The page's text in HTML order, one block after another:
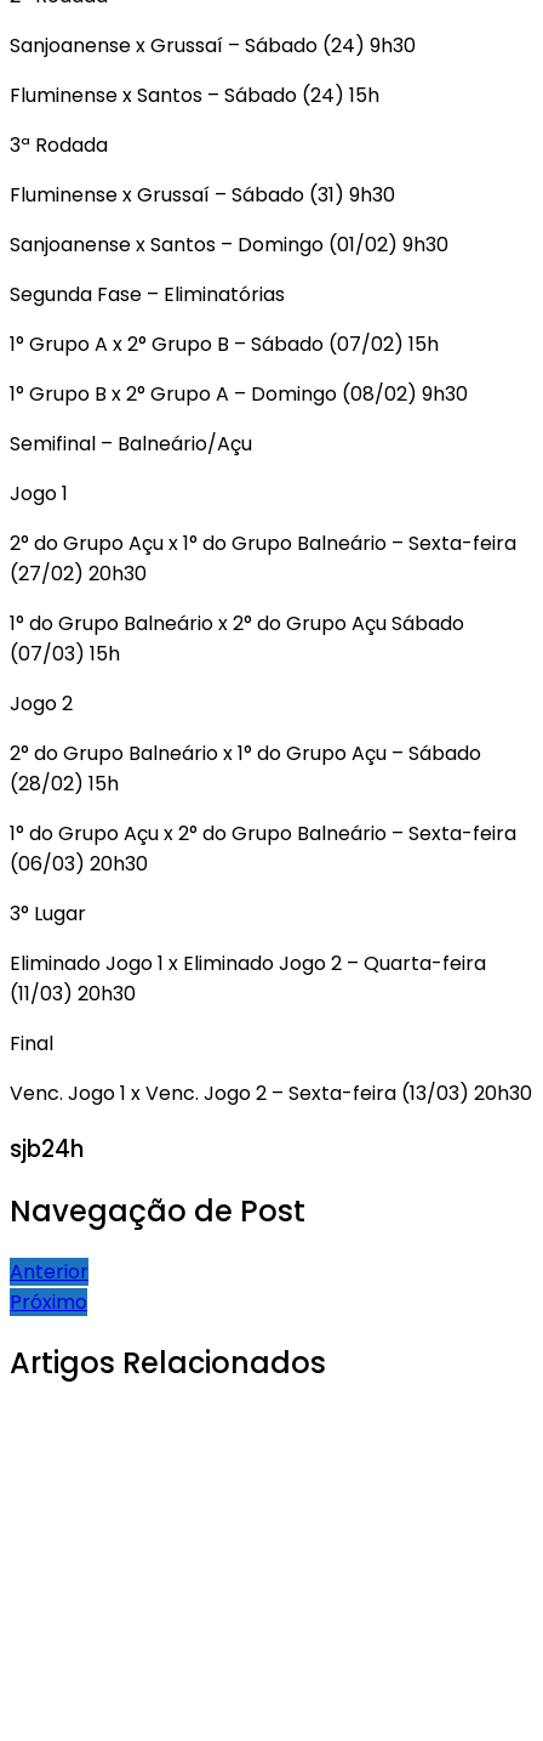
Sanjoanense x Grussaí – Sábado (24) 9h30
Fluminense x Santos – Sábado (24) 15h
3ª Rodada
Fluminense x Grussaí – Sábado (31) 9h30
Sanjoanense x Santos – Domingo (01/02) 9h30
Segunda Fase – Eliminatórias
1° Grupo A x 2° Grupo B – Sábado (07/02) 15h
1° Grupo B x 2° Grupo A – Domingo (08/02) 9h30
Semifinal – Balneário/Açu
Jogo 1
2° do Grupo Açu x 1° do Grupo Balneário – Sexta-feira
(27/02) 20h30
1° do Grupo Balneário x 2° do Grupo Açu Sábado
(07/03) 15h
Jogo 2
2° do Grupo Balneário x 1° do Grupo Açu – Sábado
(28/02) 15h
1° do Grupo Açu x 2° do Grupo Balneário – Sexta-feira
(06/03) 20h30
3° Lugar
Eliminado Jogo 1 x Eliminado Jogo 2 – Quarta-feira
(11/03) 20h30
Final
Venc. Jogo 1 x Venc. Jogo 2 – Sexta-feira (13/03) 20h30
sjb24h
Navegação de Post
Anterior
Próximo
Artigos Relacionados